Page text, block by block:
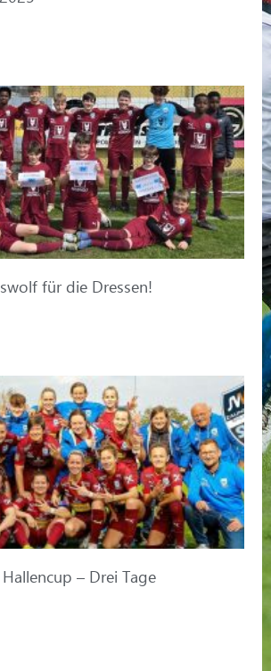
für die Dressen!
– Drei Tage